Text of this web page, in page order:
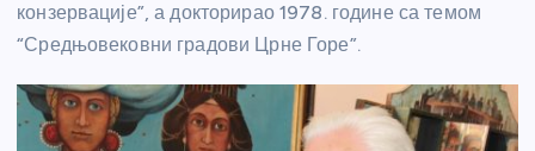
конзервације”, а докторирао 1978. године са темом
“Средњовековни градови Црне Горе”.